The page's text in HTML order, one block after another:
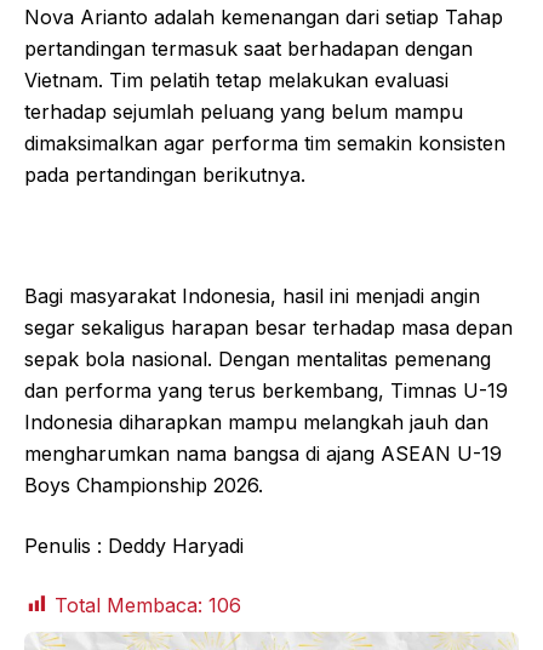
Nova Arianto adalah kemenangan dari setiap Tahap
pertandingan termasuk saat berhadapan dengan
Vietnam. Tim pelatih tetap melakukan evaluasi
terhadap sejumlah peluang yang belum mampu
dimaksimalkan agar performa tim semakin konsisten
pada pertandingan berikutnya.
Bagi masyarakat Indonesia, hasil ini menjadi angin
segar sekaligus harapan besar terhadap masa depan
sepak bola nasional. Dengan mentalitas pemenang
dan performa yang terus berkembang, Timnas U-19
Indonesia diharapkan mampu melangkah jauh dan
mengharumkan nama bangsa di ajang ASEAN U-19
Boys Championship 2026.
Penulis : Deddy Haryadi
Total Membaca: 106